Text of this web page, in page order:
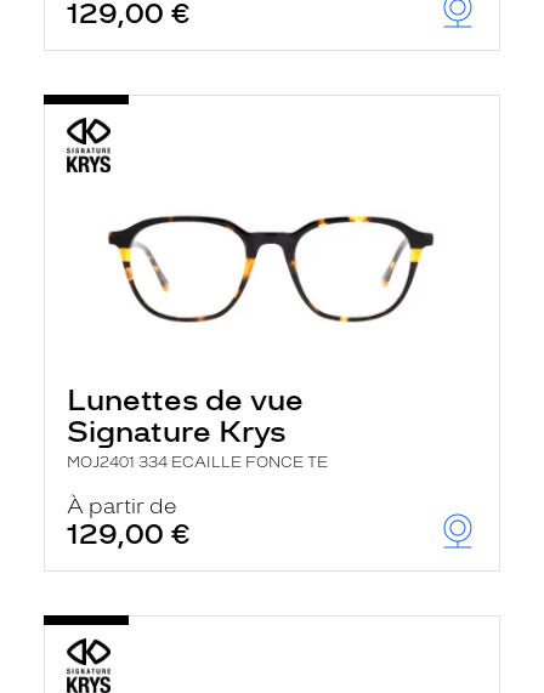
129,00 €
Lunettes de vue
Signature Krys
MOJ2401 334 ECAILLE FONCE TE
À partir de
129,00 €